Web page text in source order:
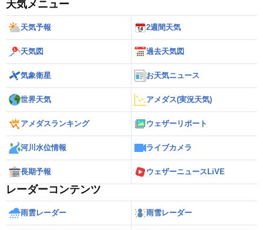
天気メニュー
天気予報 2週間天気
天気図 過去天気図
気象衛星 お天気ニュース
世界天気 アメダス(実況天気)
アメダスランキング ウェザーリポート
河川水位情報 ライブカメラ
長期予報 ウェザーニュースLiVE
レーダーコンテンツ
雨雲レーダー 雨雪レーダー